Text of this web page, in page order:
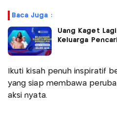
Baca Juga :
Uang Kaget
Keluarga
Ikuti kisah penuh inspiratif
yang siap membawa
aksi nyata.